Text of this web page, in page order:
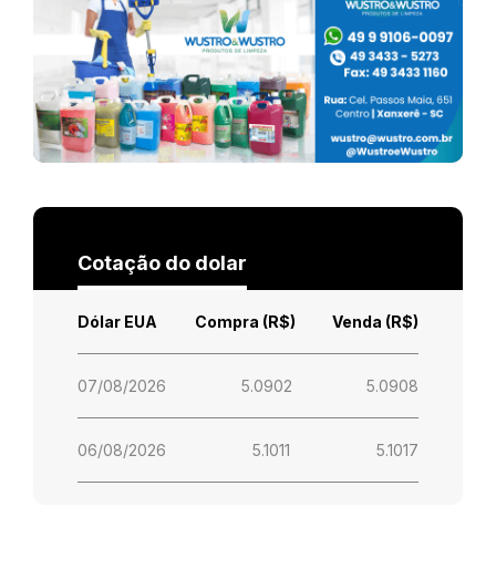
Cotação do dolar
Dólar EUA Compra (R$) Venda (R$)
07/08/2026 5.0902 5.0908
06/08/2026 5.1011 5.1017